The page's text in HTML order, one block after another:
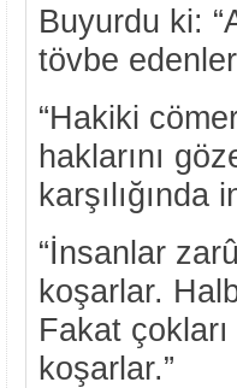
Buyurdu ki:
tövbe
“Hakiki
haklarını
“İnsanlar
koşarlar.
Fakat
koşarlar.”